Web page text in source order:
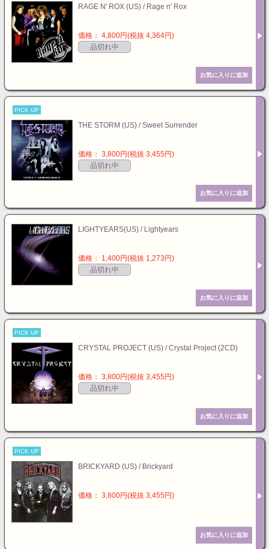
RAGE N' ROX (US) / Rage n' Rox
価格： 4,800円(税抜 4,364円)
品切れ中
PICK UP
THE STORM (US) / Sweet Surrender
価格： 3,800円(税抜 3,455円)
品切れ中
LIGHTYEARS(US) / Lightyears
価格： 1,400円(税抜 1,273円)
品切れ中
PICK UP
CRYSTAL PROJECT (US) / Crystal Project (2CD)
価格： 3,800円(税抜 3,455円)
品切れ中
PICK UP
BRICKYARD (US) / Brickyard
価格： 3,800円(税抜 3,455円)